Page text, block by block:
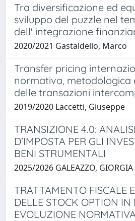
Tra diversificazione ed
sviluppo del puzzle nel
dell' integrazione
2020/2021 Gastaldello, Marco
Transfer pricing
normativa, metodologica
delle transazioni
2019/2020 Laccetti, Giuseppe
TRANSIZIONE 4.0:
D’IMPOSTA PER GLI
BENI STRUMENTALI
2025/2026 GALEAZZO, GIORGIA
TRATTAMENTO FISCALE
DELLE STOCK OPTION IN
EVOLUZIONE